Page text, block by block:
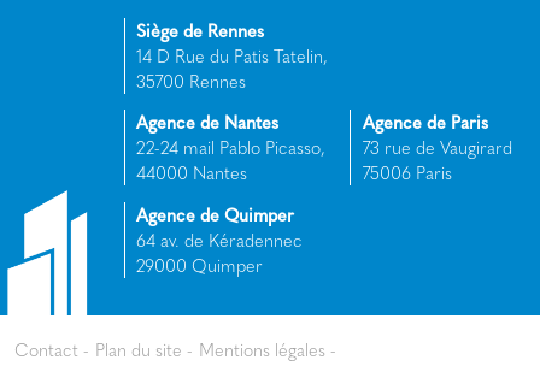
Siège de Rennes
14 D Rue du Patis Tatelin,
35700 Rennes
Agence de Nantes
22-24 mail Pablo Picasso,
44000 Nantes
Agence de Paris
73 rue de Vaugirard
75006 Paris
Agence de Quimper
64 av. de Kéradennec
29000 Quimper
Contact Plan du site Mentions légales